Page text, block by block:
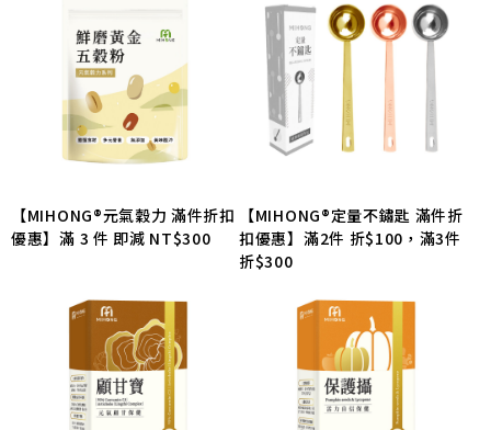
【MIHONG®元氣穀力 滿件折扣
優惠】滿 3 件 即減 NT$300
【MIHONG®定量不鏽匙 滿件折
扣優惠】滿2件 折$100，滿3件
折$300